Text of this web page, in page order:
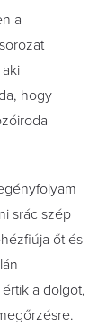
a
hogy
srác szép
őt és
a dolgot,